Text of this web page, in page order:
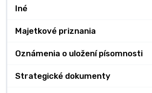
Iné
Majetkové priznania
Oznámenia o uložení písomnosti
Strategické dokumenty